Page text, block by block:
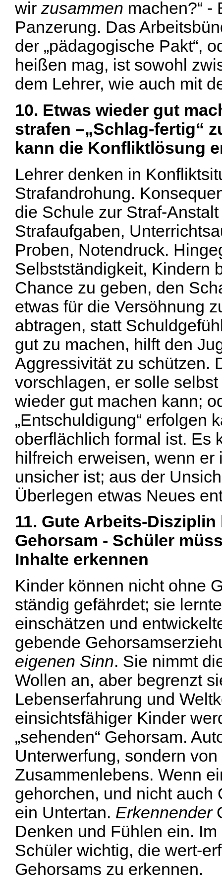
wir zusammen machen?“ -
Panzerung. Das
der „pädagogische Pakt“,
heißen mag, ist sowohl
dem Lehrer, wie auch mit
10. Etwas wieder gut
strafen –„Schlag-fertig“
kann die Konfliktlösung
Lehrer denken in
Strafandrohung.
die Schule zur Straf-
Strafaufgaben,
Proben, Notendruck.
Selbstständigkeit, Kindern
Chance zu geben, den
etwas für die Versöhnung
abtragen, statt
gut zu machen, hilft den
Aggressivität zu schützen.
vorschlagen, er solle
wieder gut machen kann;
„Entschuldigung“ erfolgen
oberflächlich formal ist. Es
hilfreich erweisen, wenn
unsicher ist; aus der
Überlegen etwas Neues
11. Gute Arbeits-
Gehorsam - Schüler
Inhalte erkennen
Kinder können nicht ohne
ständig gefährdet; sie
einschätzen und
gebende
eigenen Sinn. Sie nimmt
Wollen an, aber begrenzt
Lebenserfahrung und
einsichtsfähiger Kinder
„sehenden“ Gehorsam.
Unterwerfung, sondern
Zusammenlebens. Wenn
gehorchen, und nicht auch
ein Untertan. Erkennender
Denken und Fühlen ein.
Schüler wichtig, die wert-
Gehorsams zu erkennen.